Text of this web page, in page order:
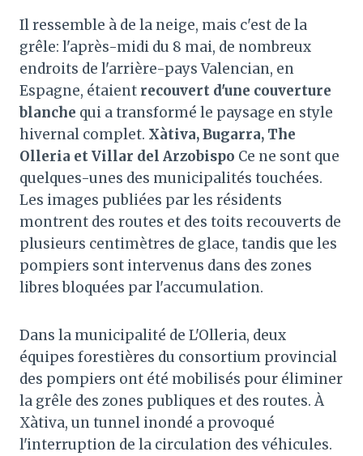
Il ressemble à de la neige, mais c'est de la
grêle: l'après-midi du 8 mai, de nombreux
endroits de l'arrière-pays Valencian, en
Espagne, étaient recouvert d'une couverture
blanche qui a transformé le paysage en style
hivernal complet. Xàtiva, Bugarra, The
Olleria et Villar del Arzobispo Ce ne sont que
quelques-unes des municipalités touchées.
Les images publiées par les résidents
montrent des routes et des toits recouverts de
plusieurs centimètres de glace, tandis que les
pompiers sont intervenus dans des zones
libres bloquées par l'accumulation.
Dans la municipalité de L'Olleria, deux
équipes forestières du consortium provincial
des pompiers ont été mobilisés pour éliminer
la grêle des zones publiques et des routes. À
Xàtiva, un tunnel inondé a provoqué
l'interruption de la circulation des véhicules.